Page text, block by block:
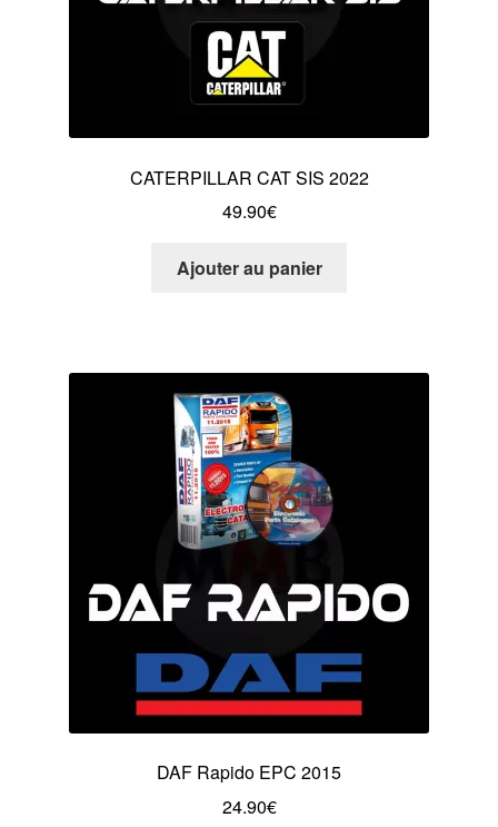
CATERPILLAR CAT SIS 2022
49.90€
Ajouter au panier
DAF Rapido EPC 2015
24.90€